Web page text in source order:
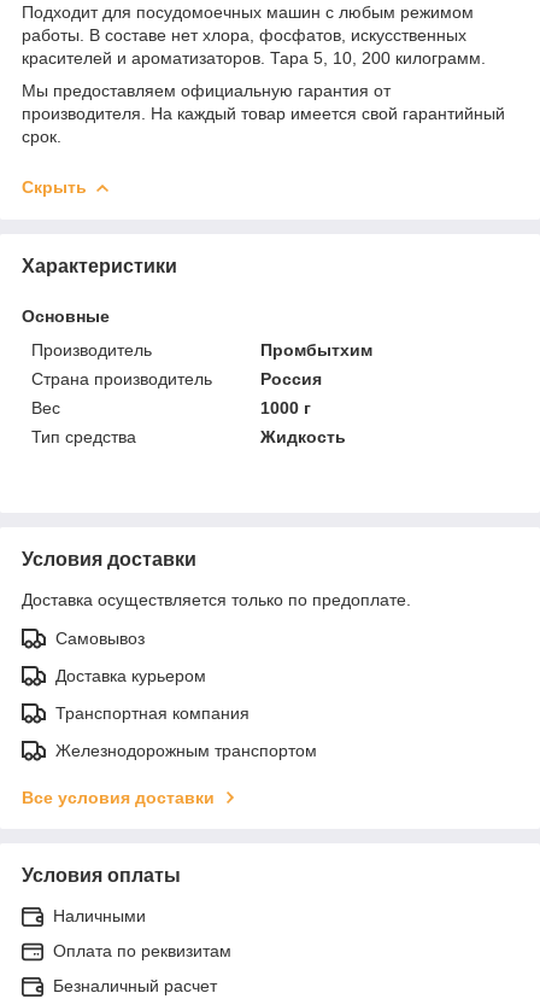
Подходит для посудомоечных машин с любым режимом
работы. В составе нет хлора, фосфатов, искусственных
красителей и ароматизаторов. Тара 5, 10, 200 килограмм.
Мы предоставляем официальную гарантия от
производителя. На каждый товар имеется свой гарантийный
срок.
Скрыть
Характеристики
Основные
Производитель
Промбытхим
Страна производитель
Россия
Вес
1000 г
Тип средства
Жидкость
Условия доставки
Доставка осуществляется только по предоплате.
Самовывоз
Доставка курьером
Транспортная компания
Железнодорожным транспортом
Все условия доставки
Условия оплаты
Наличными
Оплата по реквизитам
Безналичный расчет